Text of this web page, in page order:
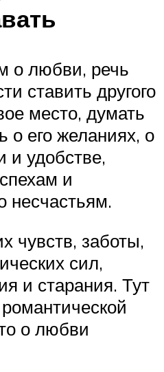
о любви, речь
ставить другого
место, думать
о его желаниях, о
и удобстве,
и
несчастьям.
чувств, заботы,
сил,
и старания. Тут
о любви